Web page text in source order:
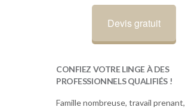
Devis gratuit
CONFIEZ VOTRE LINGE À DES
PROFESSIONNELS QUALIFIÉS !
Famille nombreuse, travail prenant,